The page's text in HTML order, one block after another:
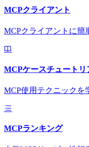
MCPクライアント
MCPクライアントに簡
MCPケースチュートリ
MCP使用テクニックを
MCPランキング